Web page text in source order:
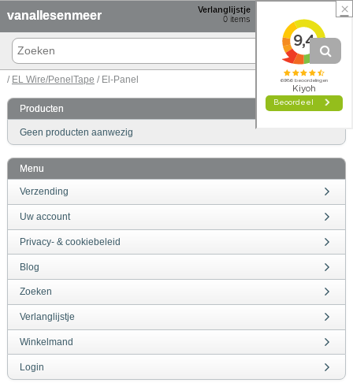
Verlanglijstje
0 items
Winkelmand
0 items € 0,00
vanallesenmeer
/ EL Wire/PenelTape / El-Panel
Producten
Geen producten aanwezig
Menu
Verzending
Uw account
Privacy- & cookiebeleid
Blog
Zoeken
Verlanglijstje
Winkelmand
Login
×